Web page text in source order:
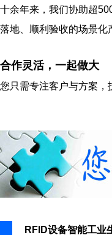
十余年来，我们协助超
落地、顺利验收的场景化
合作灵活，一起做大
您只需专注客户与方案，
RFID设备智能工业